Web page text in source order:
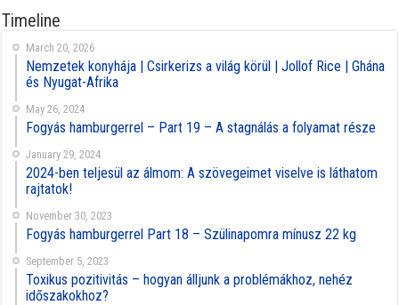
Timeline
March 20, 2026
Nemzetek konyhája | Csirkerizs a világ körül | Jollof Rice | Ghána
és Nyugat-Afrika
May 26, 2024
Fogyás hamburgerrel – Part 19 – A stagnálás a folyamat része
January 29, 2024
2024-ben teljesül az álmom: A szövegeimet viselve is láthatom
rajtatok!
November 30, 2023
Fogyás hamburgerrel Part 18 – Szülinapomra mínusz 22 kg
September 5, 2023
Toxikus pozitivitás – hogyan álljunk a problémákhoz, nehéz
időszakokhoz?